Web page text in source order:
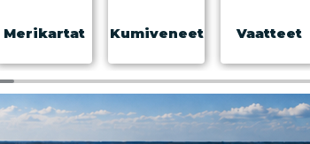
Merikartat Kumiveneet Vaatteet